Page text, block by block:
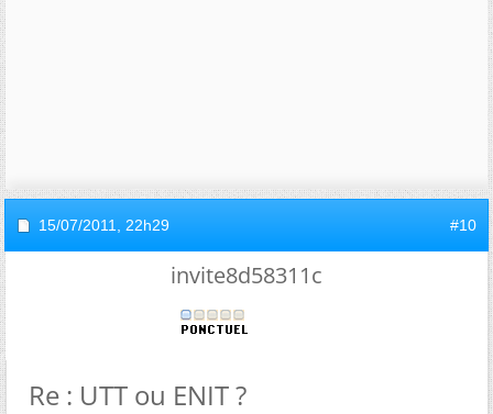
15/07/2011, 22h29 #10
invite8d58311c
Re : UTT ou ENIT ?